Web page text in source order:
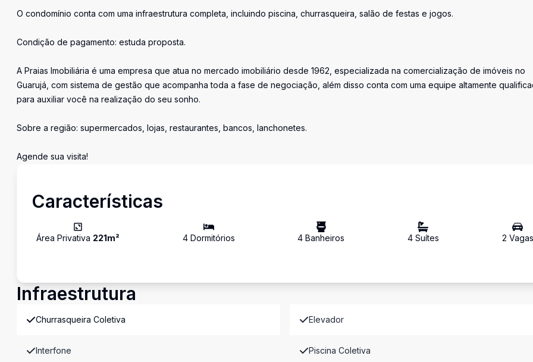
O condomínio conta com uma infraestrutura completa, incluindo piscina, churrasqueira, salão de festas e jogos.
Condição de pagamento: estuda proposta.
A Praias Imobiliária é uma empresa que atua no mercado imobiliário desde 1962, especializada na comercialização de imóveis no
Guarujá, com sistema de gestão que acompanha toda a fase de negociação, além disso conta com uma equipe altamente
para auxiliar você na realização do seu sonho.
Sobre a região: supermercados, lojas, restaurantes, bancos, lanchonetes.
Agende sua visita!
Características
Área Privativa 221m² 4Dormitórios 4 Banheiros 4Suítes 2 Vagas
Infraestrutura
Churrasqueira Coletiva Elevador
Interfone Piscina Coletiva